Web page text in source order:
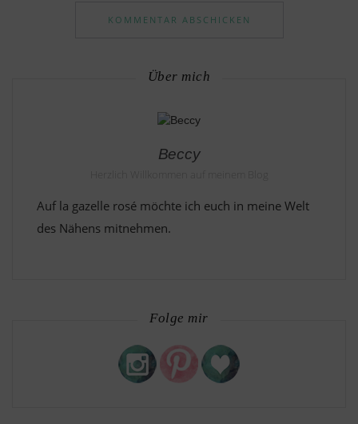
Über mich
Beccy
Auf la gazelle rosé möchte ich euch in meine Welt
des Nähens mitnehmen.
Folge mir